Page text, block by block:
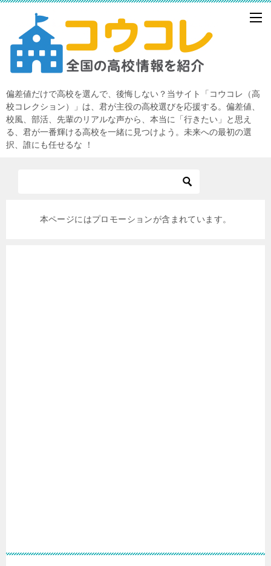
偏差値だけで高校を選んで、後悔しない？当サイト「コウコレ（高
校コレクション）」は、君が主役の高校選びを応援する。偏差値、
校風、部活、先輩のリアルな声から、本当に「行きたい」と思え
る、君が一番輝ける高校を一緒に見つけよう。未来への最初の選
択、誰にも任せるな ！
本ページにはプロモーションが含まれています。